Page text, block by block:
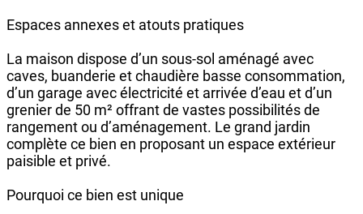
Espaces annexes et atouts pratiques
La maison dispose d’un sous-sol aménagé avec
caves, buanderie et chaudière basse consommation,
d’un garage avec électricité et arrivée d’eau et d’un
grenier de 50 m² offrant de vastes possibilités de
rangement ou d’aménagement. Le grand jardin
complète ce bien en proposant un espace extérieur
paisible et privé.
Pourquoi ce bien est unique